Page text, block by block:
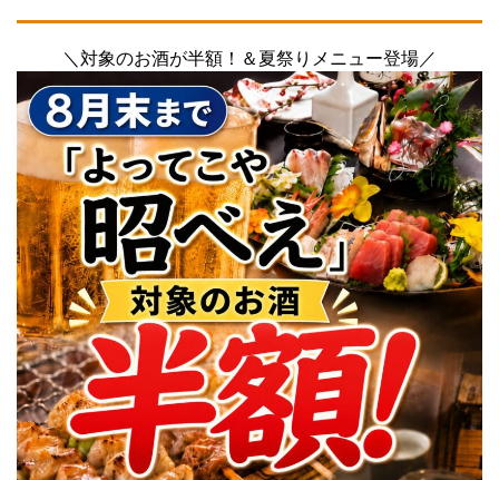
＼対象のお酒が半額！＆夏祭りメニュー登場／